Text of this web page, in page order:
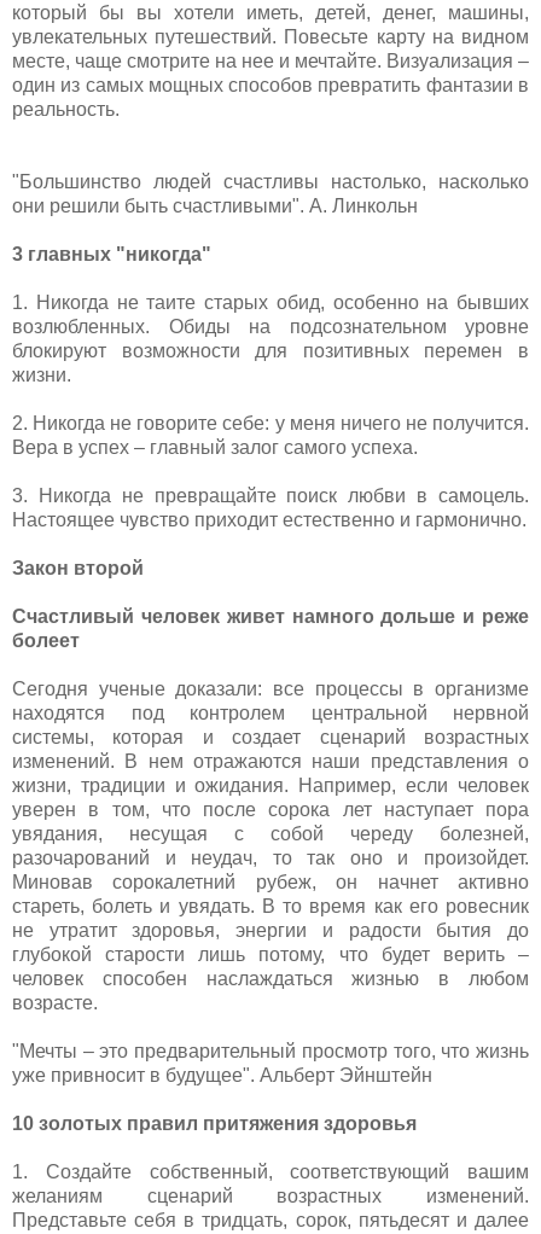
который бы вы хотели иметь, детей, денег, машины,
увлекательных путешествий. Повесьте карту на видном
месте, чаще смотрите на нее и мечтайте. Визуализация –
один из самых мощных способов превратить фантазии в
реальность.
"Большинство людей счастливы настолько, насколько
они решили быть счастливыми". А. Линкольн
3 главных "никогда"
1. Никогда не таите старых обид, особенно на бывших
возлюбленных. Обиды на подсознательном уровне
блокируют возможности для позитивных перемен в
жизни.
2. Никогда не говорите себе: у меня ничего не получится.
Вера в успех – главный залог самого успеха.
3. Никогда не превращайте поиск любви в самоцель.
Настоящее чувство приходит естественно и гармонично.
Закон второй
Счастливый человек живет намного дольше и реже
болеет
Сегодня ученые доказали: все процессы в организме
находятся под контролем центральной нервной
системы, которая и создает сценарий возрастных
изменений. В нем отражаются наши представления о
жизни, традиции и ожидания. Например, если человек
уверен в том, что после сорока лет наступает пора
увядания, несущая с собой череду болезней,
разочарований и неудач, то так оно и произойдет.
Миновав сорокалетний рубеж, он начнет активно
стареть, болеть и увядать. В то время как его ровесник
не утратит здоровья, энергии и радости бытия до
глубокой старости лишь потому, что будет верить –
человек способен наслаждаться жизнью в любом
возрасте.
"Мечты – это предварительный просмотр того, что жизнь
уже привносит в будущее". Альберт Эйнштейн
10 золотых правил притяжения здоровья
1. Создайте собственный, соответствующий вашим
желаниям сценарий возрастных изменений.
Представьте себя в тридцать, сорок, пятьдесят и далее